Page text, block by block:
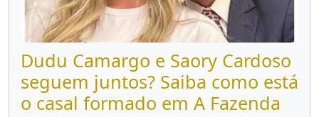
Dudu Camargo e Saory Cardoso
seguem juntos? Saiba como está
o casal formado em A Fazenda